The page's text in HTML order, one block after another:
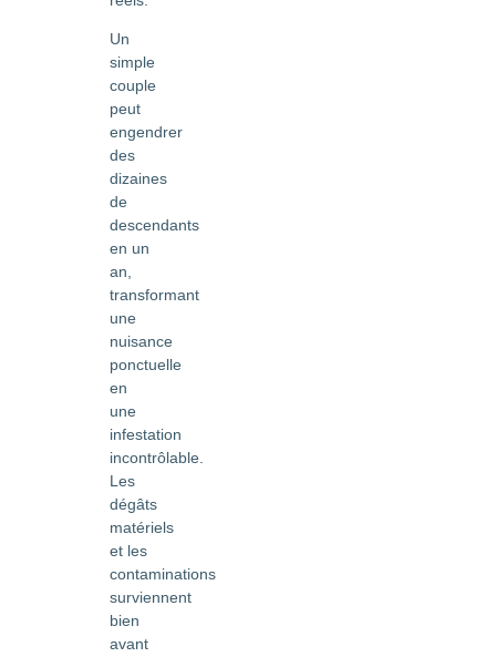
Un
simple
couple
peut
engendrer
des
dizaines
de
descendants
en un
an,
transformant
une
nuisance
ponctuelle
en
une
infestation
incontrôlable.
Les
dégâts
matériels
et les
contaminations
surviennent
bien
avant